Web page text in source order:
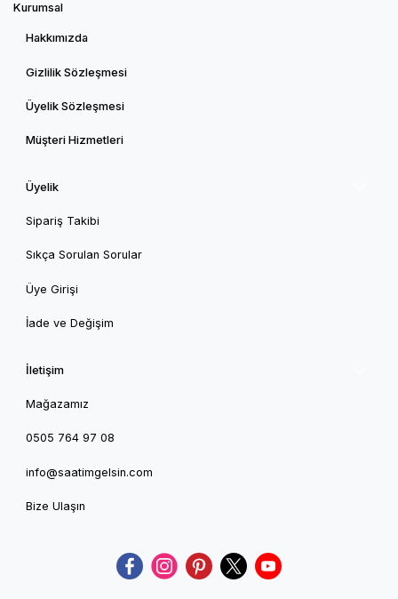
Kurumsal
Hakkımızda
Gizlilik Sözleşmesi
Üyelik Sözleşmesi
Müşteri Hizmetleri
Üyelik
Sipariş Takibi
Sıkça Sorulan Sorular
Üye Girişi
İade ve Değişim
İletişim
Mağazamız
0505 764 97 08
info@saatimgelsin.com
Bize Ulaşın